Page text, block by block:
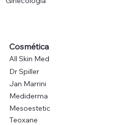
Cosmética
All Skin Med
Dr Spiller
Jan Marrini
Mediderma
Mesoestetic
Teoxane